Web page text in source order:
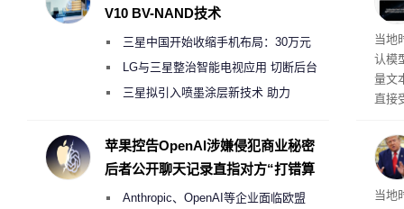
当地
认模
量文
直接
幅较
育
当地
V10 BV-NAND技术
三星中国开始收缩手机布局：30万元
月销售额不达标门店 将被逐步清退
LG与三星整治智能电视应用 切断后台
偷偷共享带宽的违规行为
三星拟引入喷墨涂层新技术 助力
度
苹果控告OpenAI涉嫌侵犯商业秘密
后者公开聊天记录直指对方“打错算
Anthropic、OpenAI等企业面临欧盟